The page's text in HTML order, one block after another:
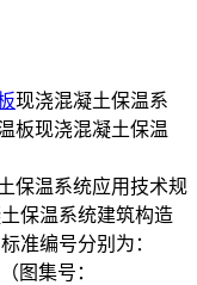
现浇混凝土保温系
板现浇混凝土保温
保温系统应用技术规
保温系统建筑构造
准编号分别为：
图集号：